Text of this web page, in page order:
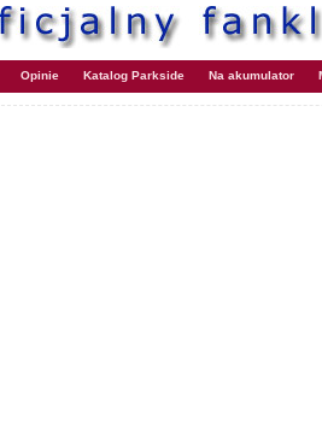
Opinie Katalog Parkside Na akumulator